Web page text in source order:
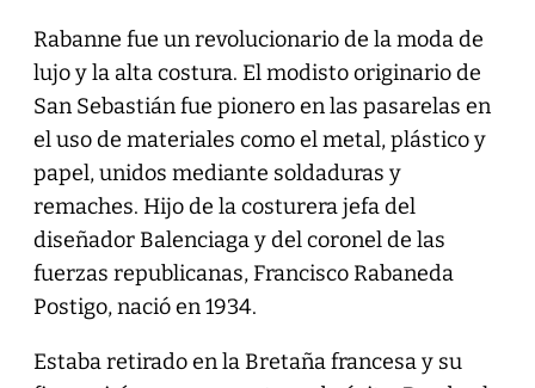
Rabanne fue un revolucionario de la moda de
lujo y la alta costura. El modisto originario de
San Sebastián fue pionero en las pasarelas en
el uso de materiales como el metal, plástico y
papel, unidos mediante soldaduras y
remaches. Hijo de la costurera jefa del
diseñador Balenciaga y del coronel de las
fuerzas republicanas, Francisco Rabaneda
Postigo, nació en 1934.
Estaba retirado en la Bretaña francesa y su